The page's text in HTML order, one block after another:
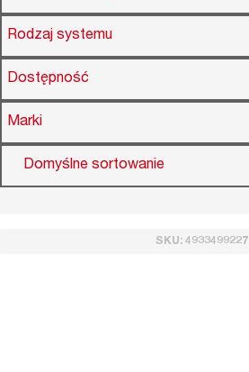
Rodzaj systemu
Dostępność
Marki
Domyślne sortowanie
SKU: 4933499227